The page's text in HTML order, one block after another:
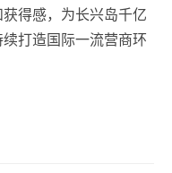
得感，为长兴岛千亿
打造国际一流营商环